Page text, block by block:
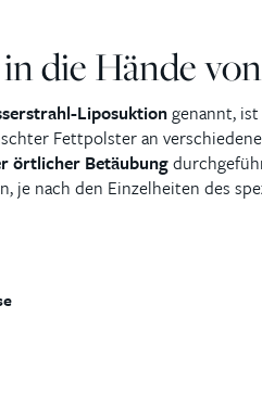
die Hände
Liposuktiongenannt,
Fettpolster an
örtlicher Betäubung
je nach den Einzelheiten des